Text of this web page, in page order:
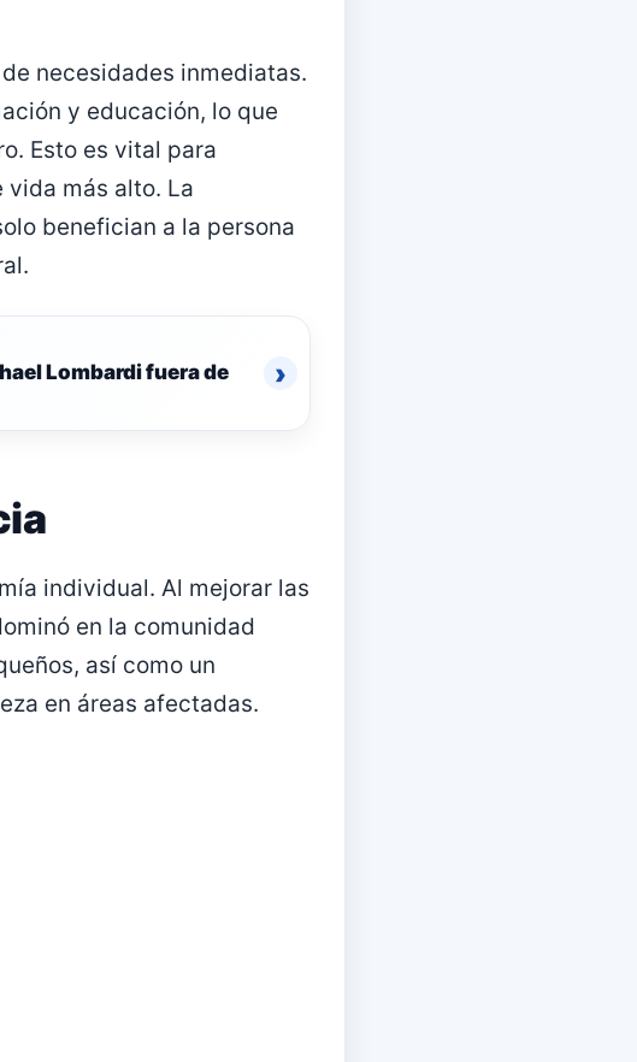
necesidades inmediatas.
y educación, lo que
Esto es vital para
más alto. La
benefician a la persona
Lombardi fuera de
›
individual. Al mejorar las
en la comunidad
así como un
en áreas afectadas.